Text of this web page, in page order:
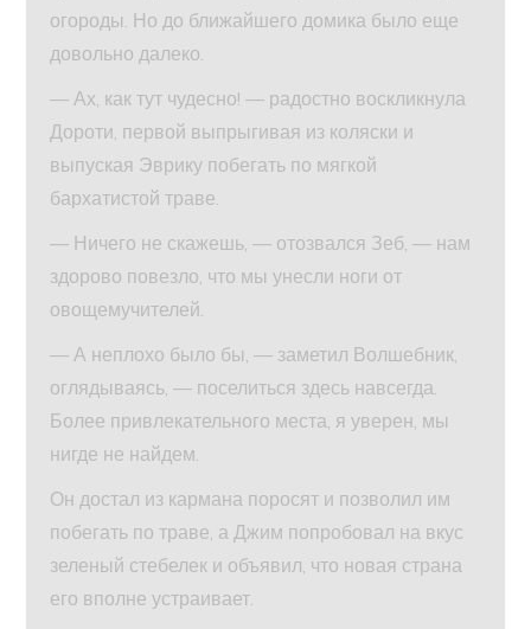
огороды. Но до ближайшего домика было еще
довольно далеко.
— Ах, как тут чудесно! — радостно воскликнула
Дороти, первой выпрыгивая из коляски и
выпуская Эврику побегать по мягкой
бархатистой траве.
— Ничего не скажешь, — отозвался Зеб, — нам
здорово повезло, что мы унесли ноги от
овощемучителей.
— А неплохо было бы, — заметил Волшебник,
оглядываясь, — поселиться здесь навсегда.
Более привлекательного места, я уверен, мы
нигде не найдем.
Он достал из кармана поросят и позволил им
побегать по траве, а Джим попробовал на вкус
зеленый стебелек и объявил, что новая страна
его вполне устраивает.